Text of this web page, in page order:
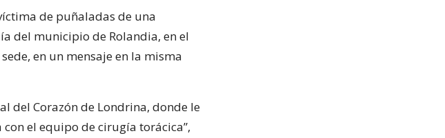
de puñaladas de una
del municipio de Rolandia, en el
en un mensaje en la misma
del Corazón de Londrina, donde le
el equipo de cirugía torácica”,